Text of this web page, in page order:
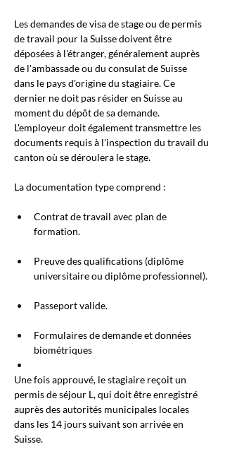
Les demandes de visa de stage ou de permis
de travail pour la Suisse doivent être
déposées à l'étranger, généralement auprès
de l'ambassade ou du consulat de Suisse
dans le pays d'origine du stagiaire. Ce
dernier ne doit pas résider en Suisse au
moment du dépôt de sa demande.
L'employeur doit également transmettre les
documents requis à l'inspection du travail du
canton où se déroulera le stage.
La documentation type comprend :
Contrat de travail avec plan de
formation.
Preuve des qualifications (diplôme
universitaire ou diplôme professionnel).
Passeport valide.
Formulaires de demande et données
biométriques
Une fois approuvé, le stagiaire reçoit un
permis de séjour L, qui doit être enregistré
auprès des autorités municipales locales
dans les 14 jours suivant son arrivée en
Suisse.